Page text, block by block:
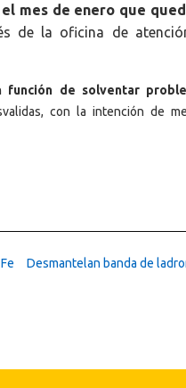
mes de enero que
de la oficina de
de solventar
con la intención de
Desmantelan banda de